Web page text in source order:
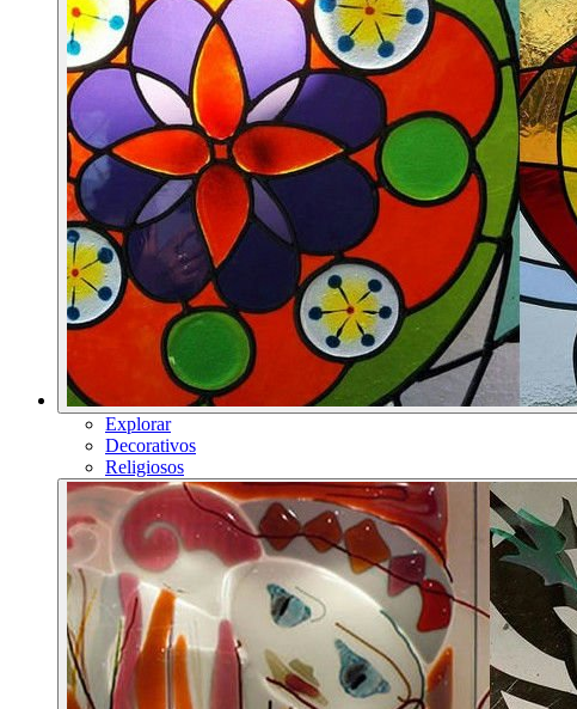
Explorar
Decorativos
Religiosos